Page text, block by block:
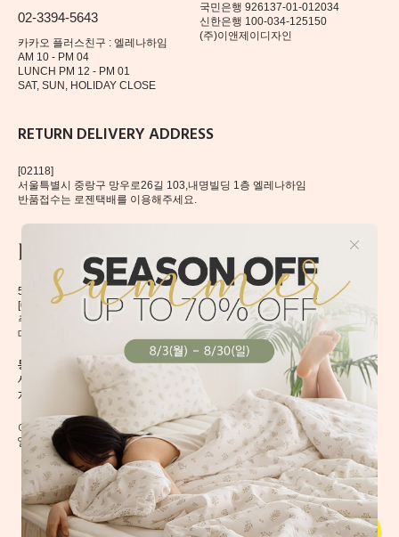
02-3394-5643
카카오 플러스친구 : 엘레나하임
AM 10 - PM 04
LUNCH PM 12 - PM 01
SAT, SUN, HOLIDAY CLOSE
국민은행 926137-01-012034
신한은행 100-034-125150
(주)이앤제이디자인
RETURN DELIVERY ADDRESS
[02118]
서울특별시 중랑구 망우로26길 103,내명빌딩 1층 엘레나하임
반품접수는 로젠택배를 이용해주세요.
56, Mangu-ro, Dongdaemun-gu, Seoul, Korea
[02496] 서울시 동대문구 망우로 56 이앤제이빌딩 6층
주식회사 이앤제이디자인
대표자 이재혁, 이예은
통신판매신고번호 2020-서울동대문-0224호[CHECK]
사업자등록번호 413-86-01738
개인정보관리책임자 이예은,
enjdesign@naver.com
COPYRIGHT @ ELENAHEIM. ALL RIGHT RESERVED.
엘레나 하임의 모든 디자인과 내용은 무단 도용할 수 없습니다.
회사소개 이용약관 이용방법 개인정보취급방침 B2B 문의